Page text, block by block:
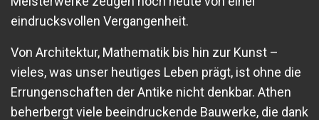
eindrucksvollen Vergangenheit.
Von Architektur, Mathematik bis hin zur Kunst –
vieles, was unser heutiges Leben prägt, ist ohne die
Errungenschaften der Antike nicht denkbar. Athen
beherbergt viele beeindruckende Bauwerke, die dank